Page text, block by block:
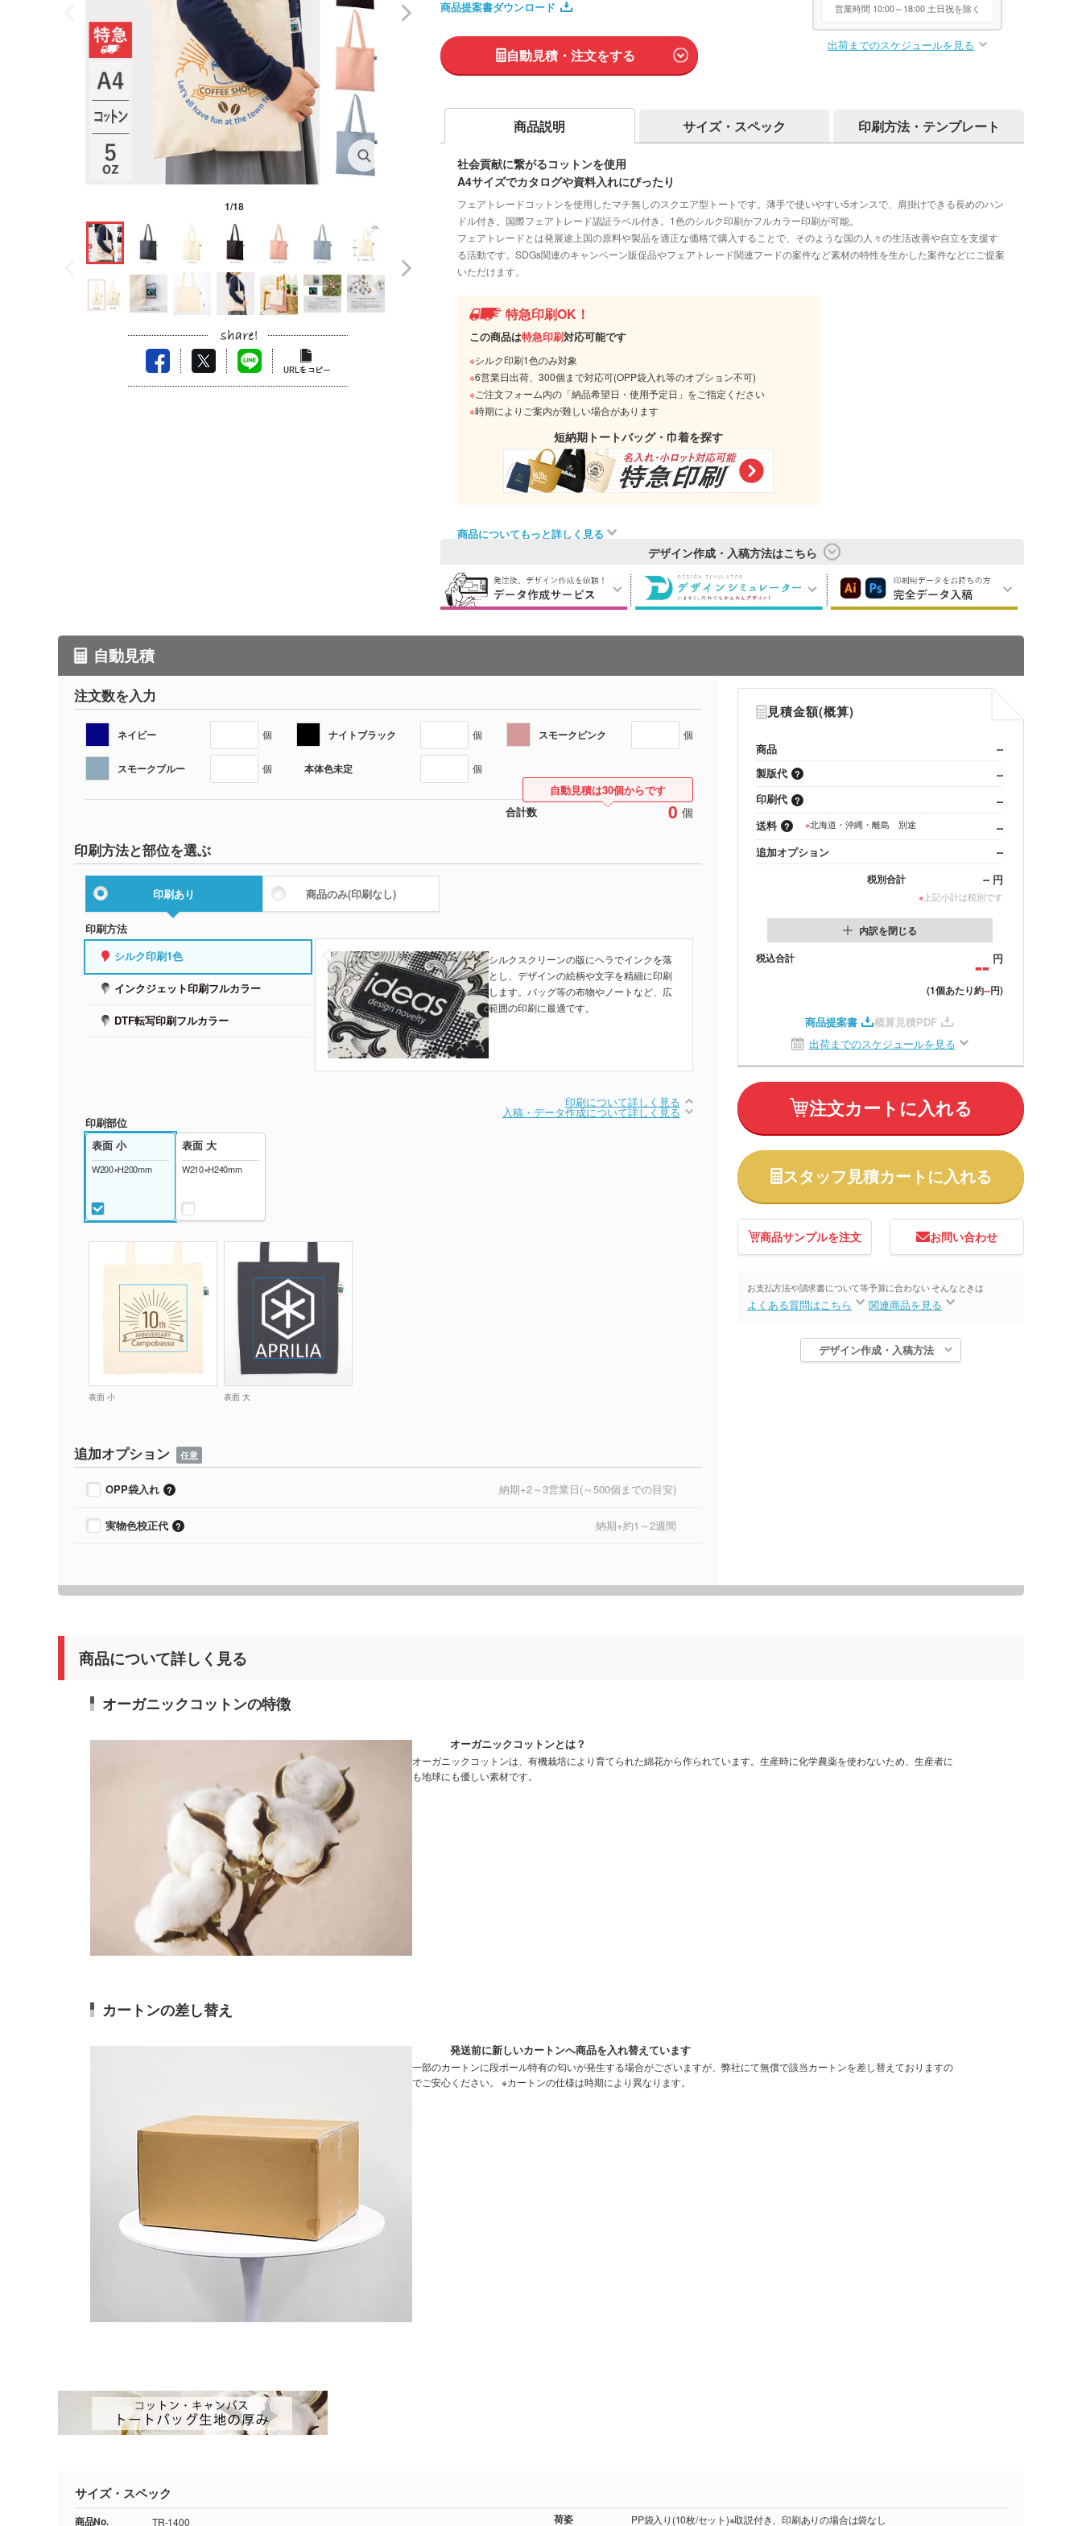
1/18
商品提案書ダウンロード
自動見積・注文をする
営業時間 10:00～18:00 土日祝を除く
出荷までのスケジュールを見る
商品説明 サイズ・スペック 印刷方法・テンプレート
社会貢献に繋がるコットンを使用
A4サイズでカタログや資料入れにぴったり
フェアトレードコットンを使用したマチ無しのスクエア型トートです。薄手で使いやすい5オンスで、肩掛けできる長めのハン
ドル付き。国際フェアトレード認証ラベル付き。1色のシルク印刷かフルカラー印刷が可能。
フェアトレードとは発展途上国の原料や製品を適正な価格で購入することで、そのような国の人々の生活改善や自立を支援す
る活動です。SDGs関連のキャンペーン販促品やフェアトレード関連フードの案件など素材の特性を生かした案件などにご提案
いただけます。
特急印刷OK！
この商品は特急印刷対応可能です
※シルク印刷1色のみ対象
※6営業日出荷、300個まで対応可(OPP袋入れ等のオプション不可)
※ご注文フォーム内の「納品希望日・使用予定日」をご指定ください
※時期によりご案内が難しい場合があります
短納期トートバッグ・巾着を探す
商品についてもっと詳しく見る
デザイン作成・入稿方法はこちら
自動見積
注文数を入力
ネイビー 個 ナイトブラック 個 スモークピンク 個
スモークブルー 個 本体色未定 個
合計数 0 個
自動見積は30個からです
印刷方法と部位を選ぶ
印刷あり 商品のみ(印刷なし)
印刷方法
シルク印刷1色
インクジェット印刷フルカラー
DTF転写印刷フルカラー
シルクスクリーンの版にヘラでインクを落
とし、デザインの絵柄や文字を精細に印刷
します。バッグ等の布物やノートなど、広
範囲の印刷に最適です。
印刷について詳しく見る
入稿・データ作成について詳しく見る
印刷部位
表面 小
W200×H200mm
表面 大
W210×H240mm
表面 小 表面 大
追加オプション 任意
OPP袋入れ 納期+2～3営業日(～500個までの目安)
実物色校正代 納期+約1～2週間
見積金額(概算)
商品
--
製版代
--
印刷代
--
送料
※北海道・沖縄・離島 別途
--
追加オプション
--
税別合計 -- 円
※ 上記小計は税別です
内訳を閉じる
税込合計
-- 円
(1個あたり約--円)
商品提案書
概算見積PDF
出荷までのスケジュールを見る
注文カートに入れる
スタッフ見積カートに入れる
商品サンプルを注文 お問い合わせ
お支払方法や請求書について等
よくある質問はこちら
予算に合わない そんなときは
関連商品を見る
デザイン作成・入稿方法
商品について詳しく見る
オーガニックコットンの特徴
オーガニックコットンとは？
オーガニックコットンは、有機栽培により育てられた綿花から作られています。生産時に化学農薬を使わないため、生産者に
も地球にも優しい素材です。
カートンの差し替え
発送前に新しいカートンへ商品を入れ替えています
一部のカートンに段ボール特有の匂いが発生する場合がございますが、弊社にて無償で該当カートンを差し替えておりますの
でご安心ください。 ※カートンの仕様は時期により異なります。
サイズ・スペック
商品No. TR-1400 荷姿 PP袋入り(10枚/セット)※取説付き、印刷ありの場合は袋なし